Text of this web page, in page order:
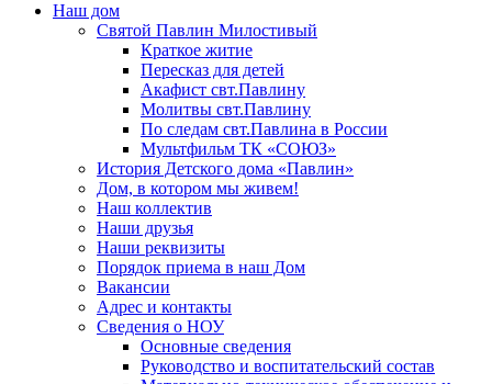
Наш дом
Святой Павлин Милостивый
Краткое житие
Пересказ для детей
Акафист свт.Павлину
Молитвы свт.Павлину
По следам свт.Павлина в России
Мультфильм ТК «СОЮЗ»
История Детского дома «Павлин»
Дом, в котором мы живем!
Наш коллектив
Наши друзья
Наши реквизиты
Порядок приема в наш Дом
Вакансии
Адрес и контакты
Сведения о НОУ
Основные сведения
Руководство и воспитательский состав